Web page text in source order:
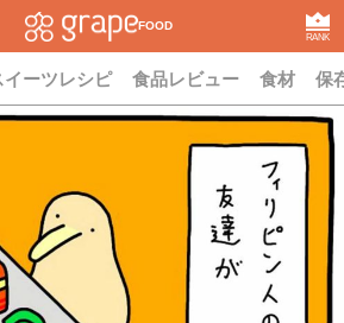
FOOD
RANK
イーツレシピ 食品レビュー 食材 保